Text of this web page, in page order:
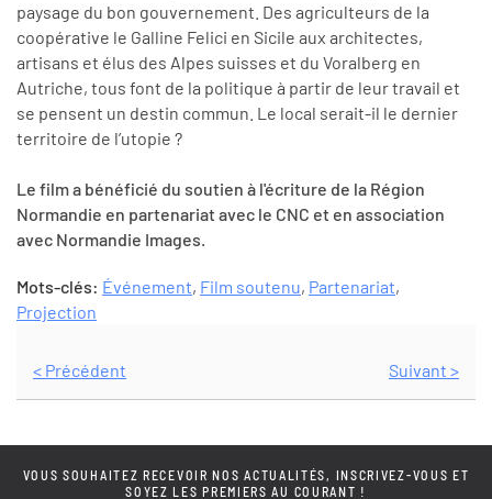
paysage du bon gouvernement. Des agriculteurs de la
coopérative le Galline Felici en Sicile aux architectes,
artisans et élus des Alpes suisses et du Voralberg en
Autriche, tous font de la politique à partir de leur travail et
se pensent un destin commun. Le local serait-il le dernier
territoire de l’utopie ?
Le film a bénéficié du soutien à l'écriture de la Région
Normandie en partenariat avec le CNC et en association
avec Normandie Images.
Mots-clés: Événement, Film soutenu, Partenariat,
Projection
< Précédent Suivant >
VOUS SOUHAITEZ RECEVOIR NOS ACTUALITÉS, INSCRIVEZ-VOUS ET
SOYEZ LES PREMIERS AU COURANT !